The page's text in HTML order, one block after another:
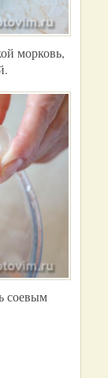
морковь,
соевым